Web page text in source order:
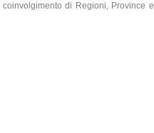
di Regioni, Province